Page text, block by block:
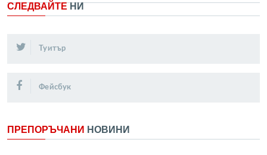
СЛЕДВАЙТЕНИ
Туитър
Фейсбук
ПРЕПОРЪЧАНИ НОВИНИ